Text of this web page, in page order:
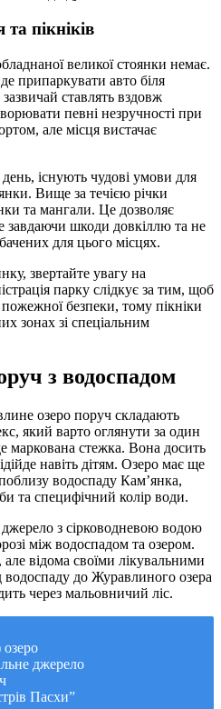
пікніків
великої стоянки немає.
припаркувати авто біля
ставлять вздовж
певні незручності при
але місця вистачає
існують чудові умови для
Вище за течією річки
та мангали. Це дозволяє
завдаючи шкоди довкіллю та не
для цього місцях.
звертайте увагу на
парку слідкує за тим, щоб
безпеки, тому пікніки
зонах зі спеціальним
з водоспадом
озеро поруч складають
який варто оглянути за один
маркована стежка. Вона досить
навіть дітям. Озеро має ще
водоспаду Кам’янка,
та специфічний колір води.
джерело з сірководневою водою
між водоспадом та озером.
відома своїми лікувальними
до Журавлиного озера
через мальовничий ліс.
джерело
Пасхи”